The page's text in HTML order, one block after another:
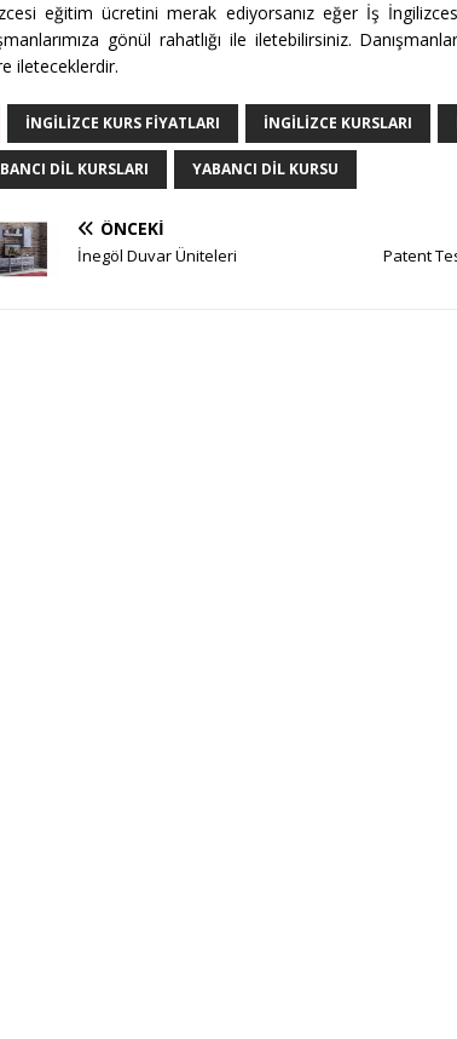
eğitim ücretini merak ediyorsanız eğer İş
gönül rahatlığı ile iletebilirsiniz.
ileteceklerdir.
INGILIZCE KURS FIYATLARI İNGILIZCE KURSLARI
DIL KURSLARI YABANCI DIL KURSU
ÖNCEKI
İnegöl Duvar Üniteleri Patent